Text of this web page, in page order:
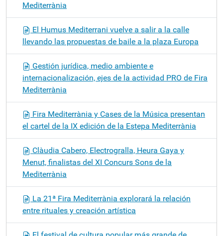
Mediterrània
El Humus Mediterrani vuelve a salir a la calle
llevando las propuestas de baile a la plaza Europa
Gestión jurídica, medio ambiente e
internacionalización, ejes de la actividad PRO de Fira
Mediterrània
Fira Mediterrània y Cases de la Música presentan
el cartel de la IX edición de la Estepa Mediterrània
Clàudia Cabero, Electrogralla, Heura Gaya y
Menut, finalistas del XI Concurs Sons de la
Mediterrània
La 21ª Fira Mediterrània explorará la relación
entre rituales y creación artística